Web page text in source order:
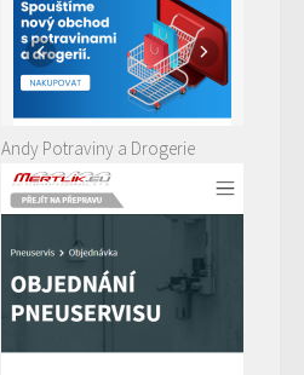
Andy Potraviny a Drogerie